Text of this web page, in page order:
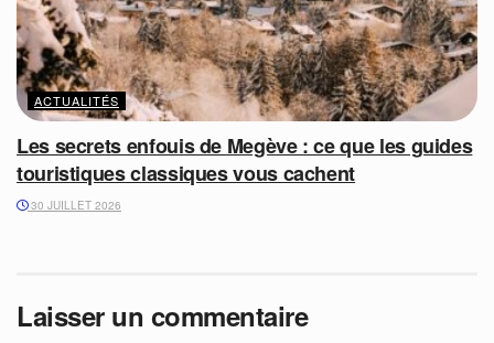
ACTUALITÉS
Les secrets enfouis de Megève : ce que les guides
touristiques classiques vous cachent
30 JUILLET 2026
Laisser un commentaire